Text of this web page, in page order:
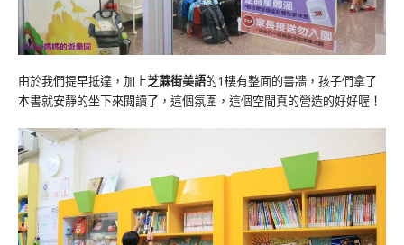
由於我們提早抵達，加上芝蔴街美語的1樓有整面的書牆，孩子們拿了
本書就安靜的坐下來閱讀了，這個氛圍，這個空間真的營造的好好喔！